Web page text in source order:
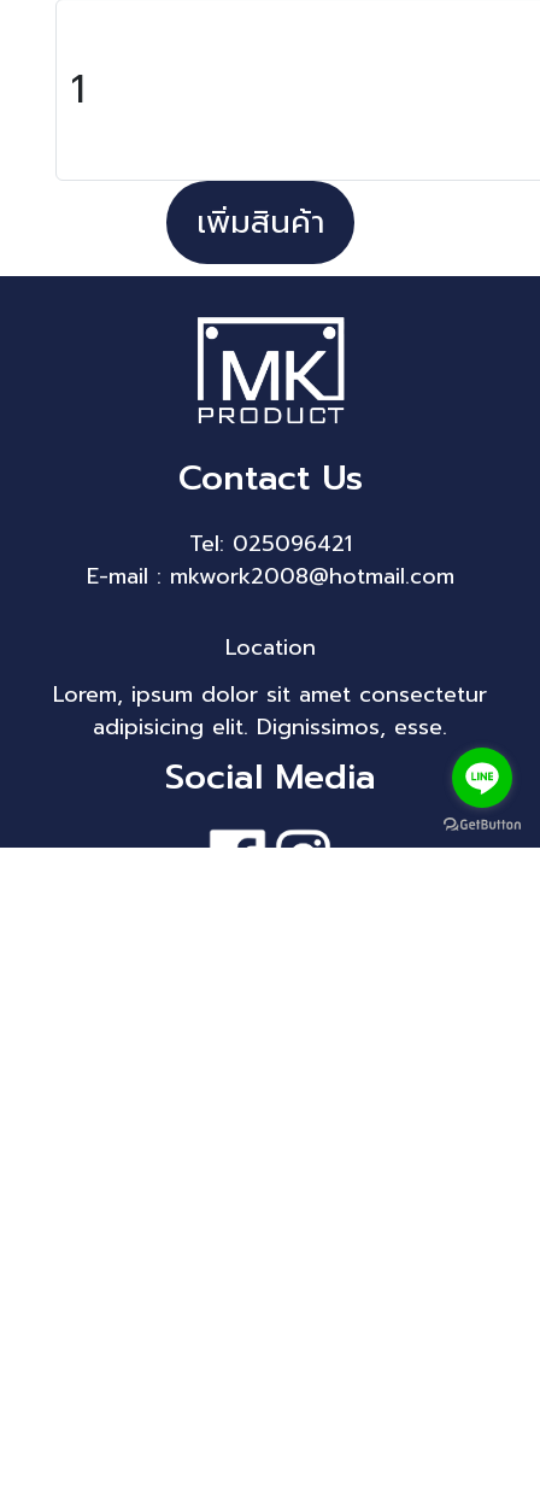
เพิ่มสินค้า
Contact Us
Tel: 025096421
E-mail : mkwork2008@hotmail.com
Location
Lorem, ipsum dolor sit amet consectetur
adipisicing elit. Dignissimos, esse.
Social Media